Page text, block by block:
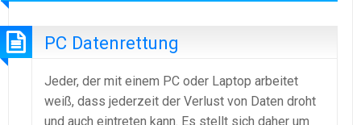
PC Datenrettung
Jeder, der mit einem PC oder Laptop arbeitet
weiß, dass jederzeit der Verlust von Daten droht
und auch eintreten kann. Es stellt sich daher um